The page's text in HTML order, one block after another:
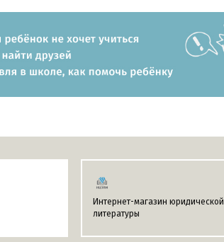
Интернет-магазин юридической
литературы